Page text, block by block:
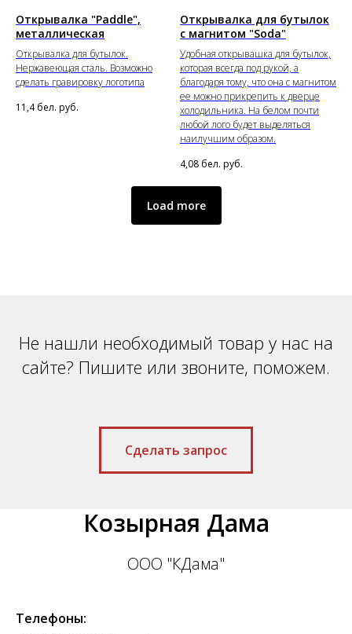
Открывалка "Paddle",
металлическая
Открывалка для бутылок.
Нержавеющая сталь. Возможно
сделать гравировку логотипа
11,4 бел. руб.
Открывалка для бутылок
с магнитом "Soda"
Удобная открывашка для бутылок,
которая всегда под рукой, а
благодаря тому, что она с магнитом
ее можно прикрепить к дверце
холодильника. На белом почти
любой лого будет выделяться
наилучшим образом.
4,08 бел. руб.
Load more
Не нашли необходимый товар у нас на
сайте? Пишите или звоните, поможем.
Сделать запрос
Козырная Дама
ООО "КДама"
Телефоны: